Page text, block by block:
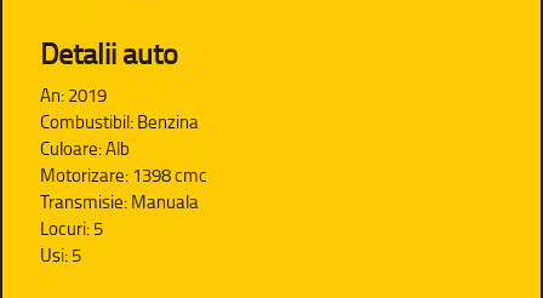
Detalii auto
An: 2019
Combustibil: Benzina
Culoare: Alb
Motorizare: 1398 cmc
Transmisie: Manuala
Locuri: 5
Usi: 5